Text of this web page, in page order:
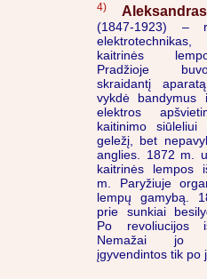
4)
(1847-1923) –
kaitrinės
Pradžioje
skraidantį
vykdė bandymus
elektros
kaitinimo siūleliui
geležį, bet
anglies. 1872 m.
kaitrinės lempos
m. Paryžiuje
lempų gamybą.
prie sunkiai
Po revoliucijos
Nemažai jo
įgyvendintos tik po